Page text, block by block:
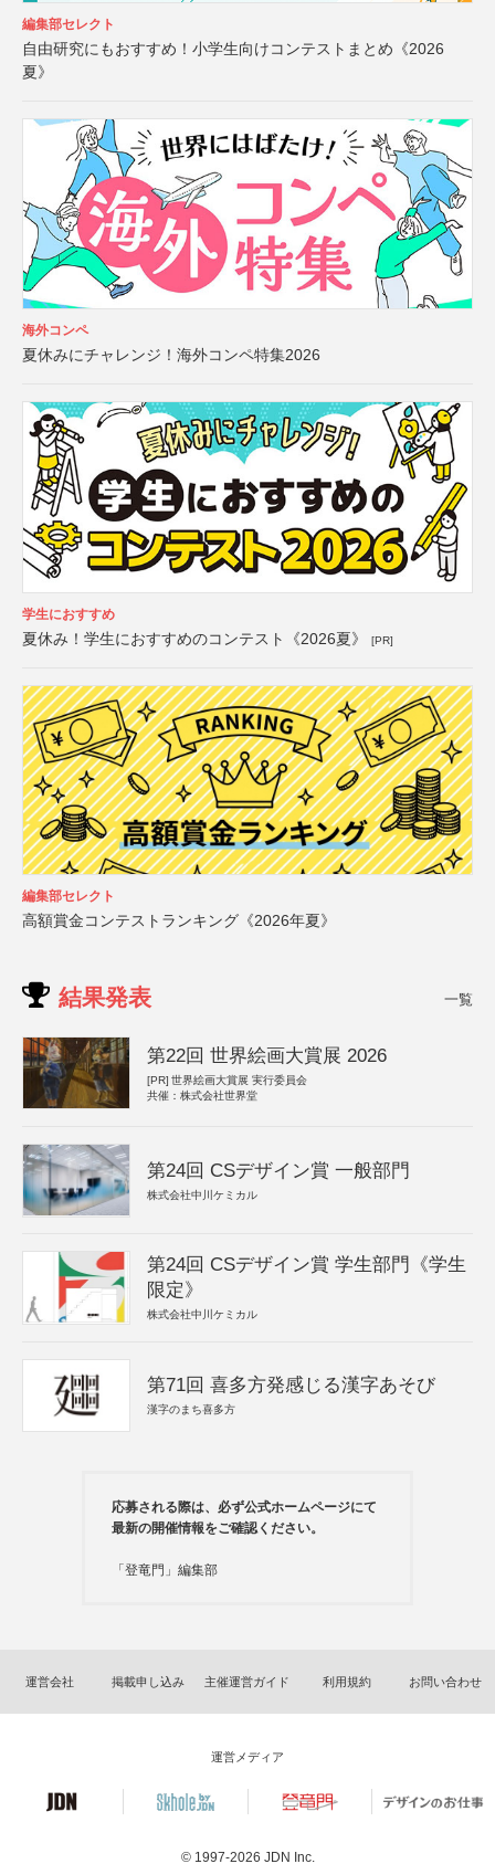
編集部セレクト
自由研究にもおすすめ！小学生向けコンテストまとめ《2026
夏》
海外コンペ
夏休みにチャレンジ！海外コンペ特集2026
学生におすすめ
夏休み！学生におすすめのコンテスト《2026夏》 [PR]
編集部セレクト
高額賞金コンテストランキング《2026年夏》
結果発表 一覧
第22回 世界絵画大賞展 2026
[PR] 世界絵画大賞展 実行委員会
共催：株式会社世界堂
第24回 CSデザイン賞 一般部門
株式会社中川ケミカル
第24回 CSデザイン賞 学生部門《学生
限定》
株式会社中川ケミカル
第71回 喜多方発感じる漢字あそび
漢字のまち喜多方
応募される際は、必ず公式ホームページにて
最新の開催情報をご確認ください。
「登竜門」編集部
運営会社 掲載申し込み 主催運営ガイド 利用規約 お問い合わせ
運営メディア
© 1997-2026 JDN Inc.